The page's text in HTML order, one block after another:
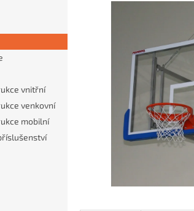
vnitřní
venkovní
mobilní